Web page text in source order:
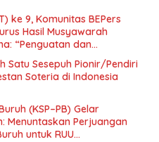
ke 9, Komunitas BEPers
Hasil Musyawarah
“Penguatan dan
Berbasis Riset di seluruh
Satu Sesepuh Pionir/Pendiri
Soteria di Indonesia
(KSP–PB) Gelar
Menuntaskan Perjuangan
untuk RUU